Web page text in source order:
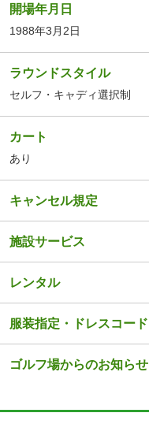
開場年月日
1988年3月2日
ラウンドスタイル
セルフ・キャディ選択制
カート
あり
キャンセル規定
施設サービス
レンタル
服装指定・ドレスコード
ゴルフ場からのお知らせ